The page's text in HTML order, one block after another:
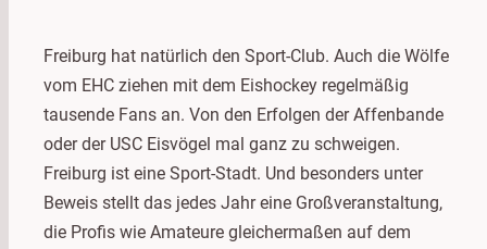
Freiburg hat natürlich den Sport-Club. Auch die Wölfe
vom EHC ziehen mit dem Eishockey regelmäßig
tausende Fans an. Von den Erfolgen der Affenbande
oder der USC Eisvögel mal ganz zu schweigen.
Freiburg ist eine Sport-Stadt. Und besonders unter
Beweis stellt das jedes Jahr eine Großveranstaltung,
die Profis wie Amateure gleichermaßen auf dem